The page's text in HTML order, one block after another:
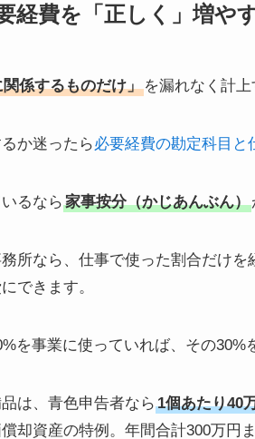
経費を「正しく」増や
係するものだけ」 を漏れなく計上
か迷ったら必要経費の勘定科目と
るなら 家事按分（かじあんぶん）
所なら、仕事で使った割合だけ
できます。
を事業に使っていれば、その30%
は、青色申告者なら 1個あたり40
却資産の特例。年間合計300万円ま